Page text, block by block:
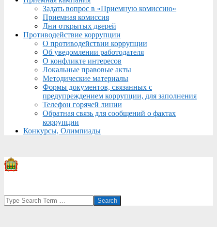
Задать вопрос в «Приемную комиссию»
Приемная комиссия
Дни открытых дверей
Противодействие коррупции
О противодействии коррупции
Об уведомлении работодателя
О конфликте интересов
Локальные правовые акты
Методические материалы
Формы документов, связанных с
предупреждением коррупции, для заполнения
Телефон горячей линии
Обратная связь для сообщений о фактах
коррупции
Конкурсы, Олимпиады
Search